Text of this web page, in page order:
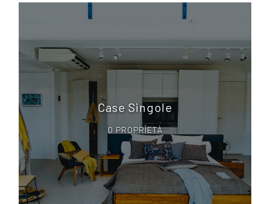
Case Singole
0 PROPRIETÀ